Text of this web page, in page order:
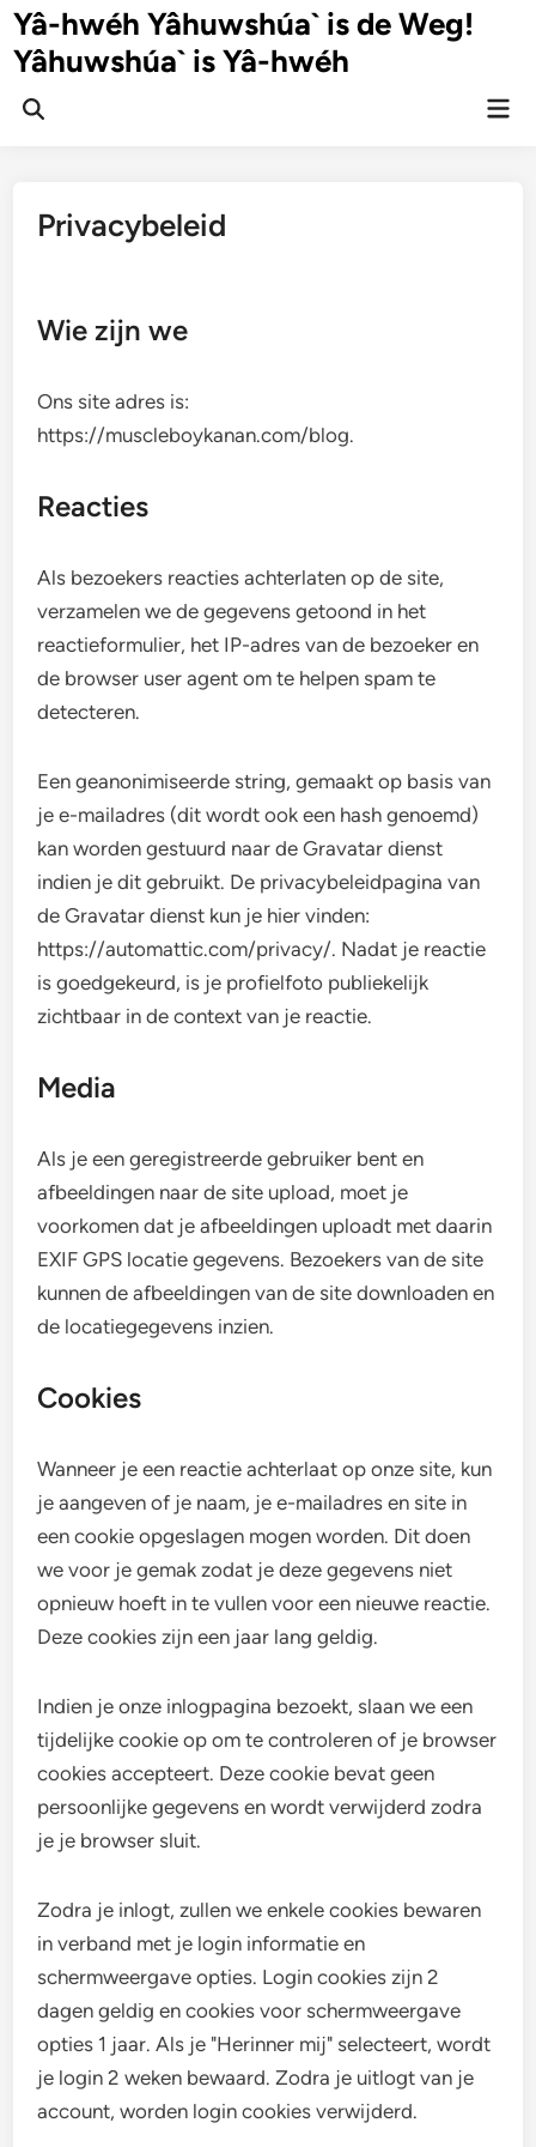
Ga
naar
inhoud
Yâ-hwéh Yâhuwshúa` is de Weg!
Yâhuwshúa` is Yâ-hwéh
Zoeken
Privacybeleid
Wie zijn we
Ons site adres is:
https://muscleboykanan.com/blog.
Reacties
Als bezoekers reacties achterlaten op de site,
verzamelen we de gegevens getoond in het
reactieformulier, het IP-adres van de bezoeker en
de browser user agent om te helpen spam te
detecteren.
Een geanonimiseerde string, gemaakt op basis van
je e-mailadres (dit wordt ook een hash genoemd)
kan worden gestuurd naar de Gravatar dienst
indien je dit gebruikt. De privacybeleidpagina van
de Gravatar dienst kun je hier vinden:
https://automattic.com/privacy/. Nadat je reactie
is goedgekeurd, is je profielfoto publiekelijk
zichtbaar in de context van je reactie.
Media
Als je een geregistreerde gebruiker bent en
afbeeldingen naar de site upload, moet je
voorkomen dat je afbeeldingen uploadt met daarin
EXIF GPS locatie gegevens. Bezoekers van de site
kunnen de afbeeldingen van de site downloaden en
de locatiegegevens inzien.
Cookies
Wanneer je een reactie achterlaat op onze site, kun
je aangeven of je naam, je e-mailadres en site in
een cookie opgeslagen mogen worden. Dit doen
we voor je gemak zodat je deze gegevens niet
opnieuw hoeft in te vullen voor een nieuwe reactie.
Deze cookies zijn een jaar lang geldig.
Indien je onze inlogpagina bezoekt, slaan we een
tijdelijke cookie op om te controleren of je browser
cookies accepteert. Deze cookie bevat geen
persoonlijke gegevens en wordt verwijderd zodra
je je browser sluit.
Zodra je inlogt, zullen we enkele cookies bewaren
in verband met je login informatie en
schermweergave opties. Login cookies zijn 2
dagen geldig en cookies voor schermweergave
opties 1 jaar. Als je "Herinner mij" selecteert, wordt
je login 2 weken bewaard. Zodra je uitlogt van je
account, worden login cookies verwijderd.